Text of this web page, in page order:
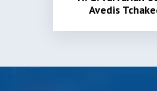
Avedis